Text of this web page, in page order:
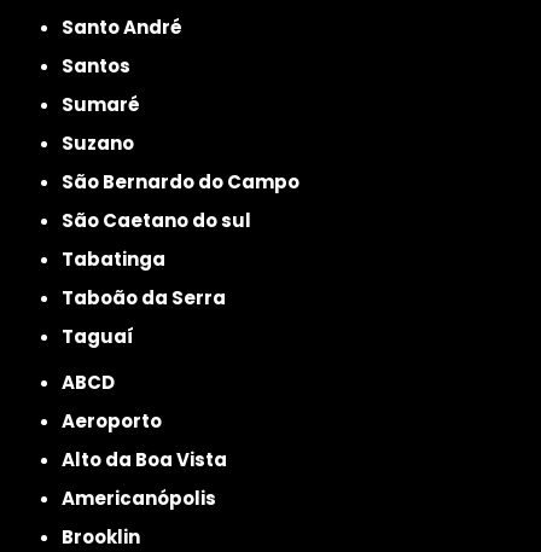
Santo André
Santos
Sumaré
Suzano
São Bernardo do Campo
São Caetano do sul
Tabatinga
Taboão da Serra
Taguaí
ABCD
Aeroporto
Alto da Boa Vista
Americanópolis
Brooklin